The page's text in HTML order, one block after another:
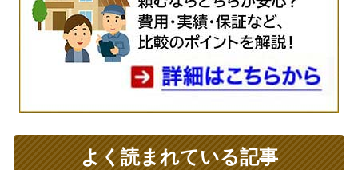
よく読まれている記事